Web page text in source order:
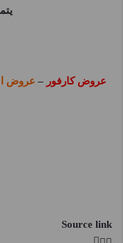
عروض كارفور – عروض
Source link